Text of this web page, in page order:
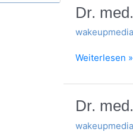
Dr.
wakeupmedia
Dr.
med.
Dorothea
Weiterlesen »
Dr.
wakeupmedia
Dr.
Bernd